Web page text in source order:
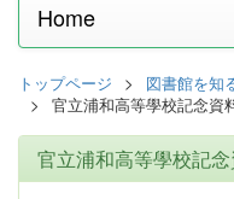
Home
トップページ 図書館を知
官立浦和高等學校記念資
官立浦和高等學校記